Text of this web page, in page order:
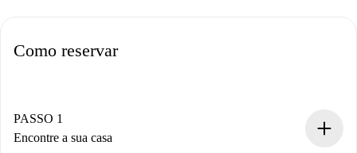
Como reservar
PASSO 1
Encontre a sua casa